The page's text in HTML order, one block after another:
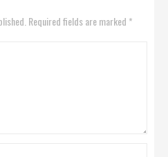
Required fields are marked *